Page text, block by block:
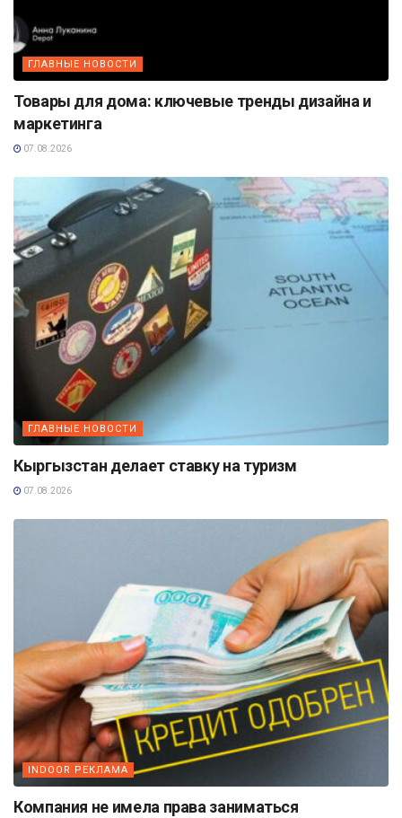
ГЛАВНЫЕ НОВОСТИ
Товары для дома: ключевые тренды дизайна и
маркетинга
07.08.2026
ГЛАВНЫЕ НОВОСТИ
Кыргызстан делает ставку на туризм
07.08.2026
INDOOR РЕКЛАМА
Компания не имела права заниматься